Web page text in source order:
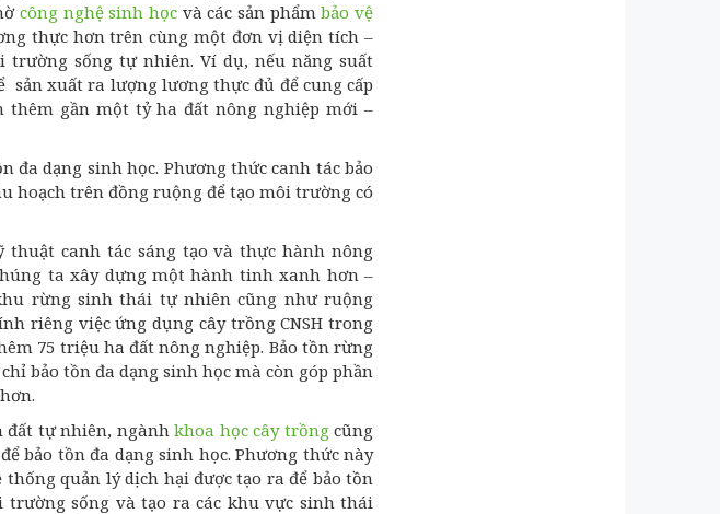
công nghệ sinh học và các sản phẩmbảo vệ
thực hơn trên cùng một đơn vị diện tích –
trường sống tự nhiên. Ví dụ, nếu năng suất
sản xuất ra lượng lương thực đủ để cung cấp
gần một tỷ ha đất nông nghiệp mới –
đa dạng sinh học. Phương thức canh tác bảo
hoạch trên đồng ruộng để tạo môi trường có
thuật canh tác sáng tạo và thực hành nông
ta xây dựng một hành tinh xanh hơn –
rừng sinh thái tự nhiên cũng như ruộng
riêng việc ứng dụng cây trồng CNSH trong
75 triệu ha đất nông nghiệp. Bảo tồn rừng
bảo tồn đa dạng sinh học mà còn góp phần
đất tự nhiên, ngành khoa học cây trồng cũng
bảo tồn đa dạng sinh học. Phương thức này
quản lý dịch hại được tạo ra để bảo tồn
trường sống và tạo ra các khu vực sinh thái